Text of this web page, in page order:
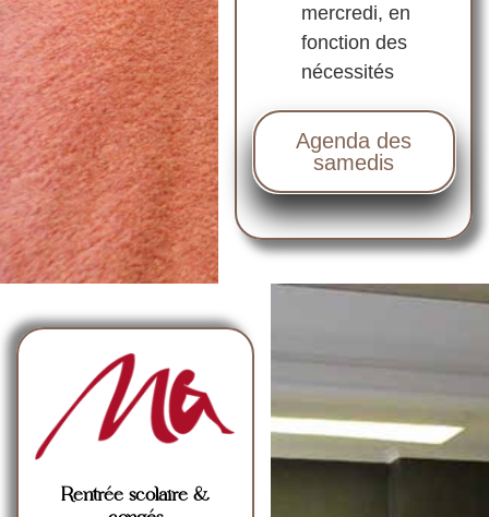
mercredi, en
fonction des
nécessités
Agenda des
samedis
Rentrée scolaire &